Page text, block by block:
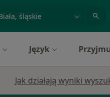
dzielnica
Język
Jak działają wyniki